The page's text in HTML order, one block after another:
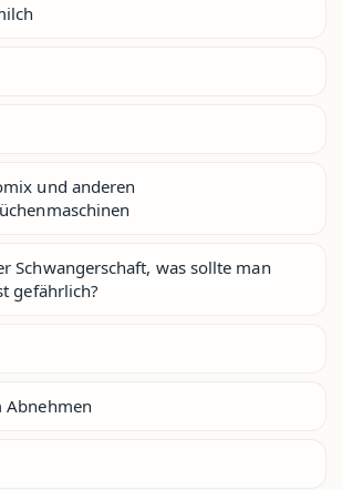
und anderen
Schwangerschaft, was sollte man
gefährlich?
Abnehmen